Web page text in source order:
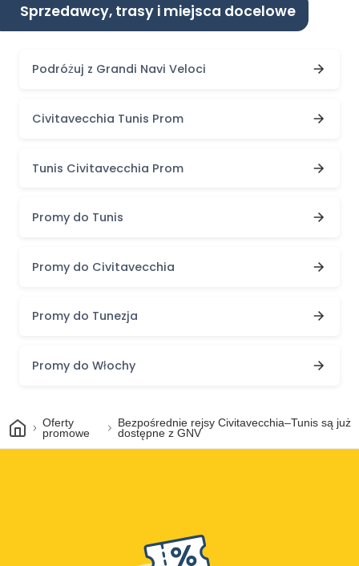
Sprzedawcy, trasy i miejsca docelowe
Podróżuj z Grandi Navi Veloci
Civitavecchia Tunis Prom
Tunis Civitavecchia Prom
Promy do Tunis
Promy do Civitavecchia
Promy do Tunezja
Promy do Włochy
DomOferty
promowe
Bezpośrednie rejsy Civitavecchia–Tunis są już
dostępne z GNV